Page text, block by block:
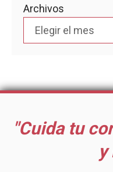
Archivos
"Cuida tu
y